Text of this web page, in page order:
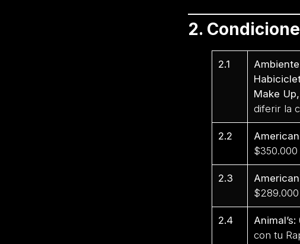
2.
2.1
Make
diferir la
2.2
2.3
2.4 Animal’s:
con tu